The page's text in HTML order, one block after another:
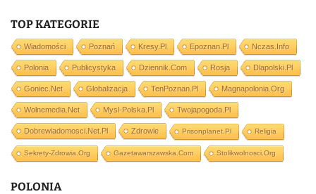
TOP KATEGORIE
Wiadomości Poznań Kresy.pl Epoznan.pl Nczas.info
Polonia Publicystyka Dziennik.com Rosja Dlapolski.pl
Goniec.net Globalizacja TenPoznan.pl Magnapolonia.org
Wolnemedia.net Mysl-Polska.pl Twojapogoda.pl
Dobrewiadomosci.net.pl Zdrowie Prisonplanet.pl Religia
Sekrety-Zdrowia.org Gazetawarszawska.com Stolikwolnosci.org
POLONIA